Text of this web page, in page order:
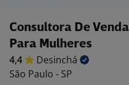
Consultora De
Para Mulheres
4,4
Desinchá
São Paulo - SP